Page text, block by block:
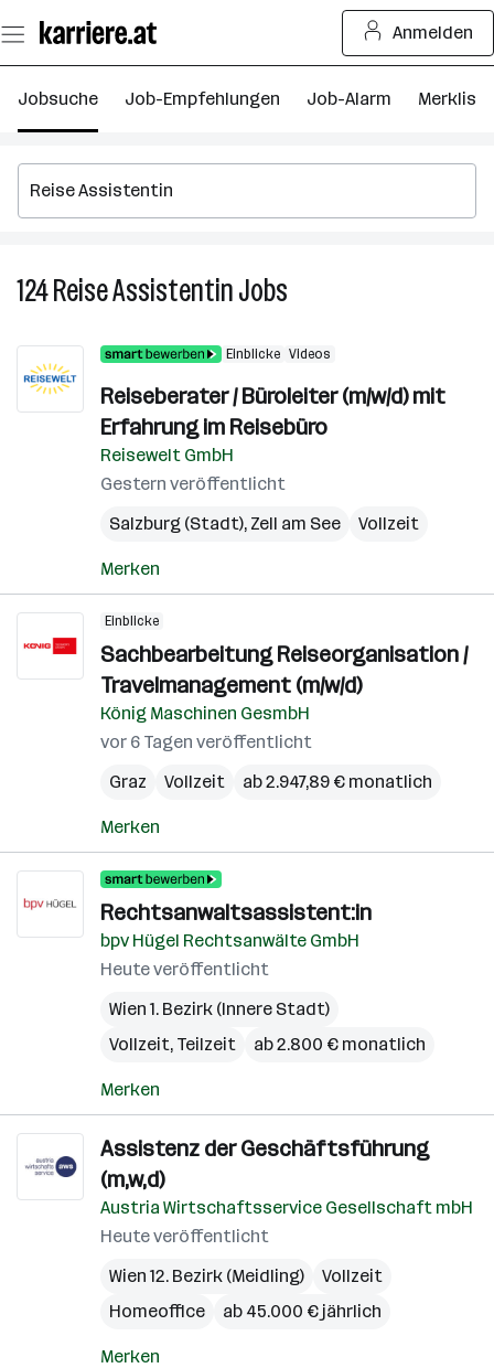
Seiteninhalt
springen
Anmelden
Jobsuche Job-Empfehlungen Job-Alarm Merkliste
124Reise AssistentinJobs
Jobs
Einblicke Videos
Reiseberater / Büroleiter (m/w/d) mit
Erfahrung im Reisebüro
Reisewelt GmbH
Gestern veröffentlicht
Salzburg (Stadt), Zell am See Vollzeit
Merken
Einblicke
Sachbearbeitung Reiseorganisation /
Travelmanagement (m/w/d)
König Maschinen GesmbH
vor 6 Tagen veröffentlicht
Graz
Vollzeit ab 2.947,89 € monatlich
Merken
Rechtsanwaltsassistent:in
bpv Hügel Rechtsanwälte GmbH
Heute veröffentlicht
Wien 1. Bezirk (Innere Stadt)
Vollzeit, Teilzeit
ab 2.800 € monatlich
Merken
Assistenz der Geschäftsführung
(m,w,d)
Austria Wirtschaftsservice Gesellschaft mbH
Heute veröffentlicht
Wien 12. Bezirk (Meidling)
Vollzeit
Homeoffice
ab 45.000 € jährlich
Merken